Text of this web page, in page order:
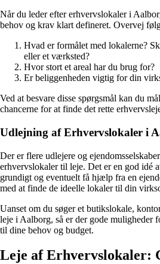
Når du leder efter erhvervslokaler i
behov og krav klart defineret. Overvej
Hvad er formålet med lokalerne?
eller et værksted?
Hvor stort et areal har du brug for?
Er beliggenheden vigtig for din
Ved at besvare disse spørgsmål kan du
chancerne for at finde det rette
Udlejning af Erhvervslokaler i
Der er flere udlejere og
erhvervslokaler til leje. Det er en god idé
grundigt og eventuelt få hjælp fra en
med at finde de ideelle lokaler til din
Uanset om du søger et butikslokale,
leje i Aalborg, så er der gode muligheder
til dine behov og budget.
Leje af Erhvervslokaler: